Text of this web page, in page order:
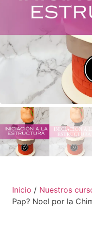
Inicio / Nuestros
Pap? Noel por la